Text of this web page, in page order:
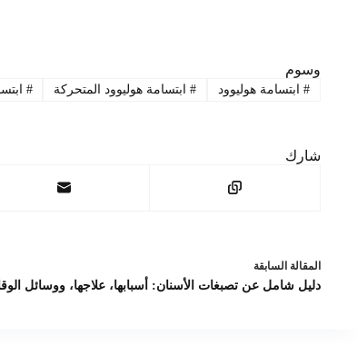
وسوم
#ابتسامة هوليوود #ابتسامة هوليوود المتحركة #
شارك
المقالة السابقة
دليل شامل عن تصبغات الأسنان: أسبابها، علاجها، ووسائل